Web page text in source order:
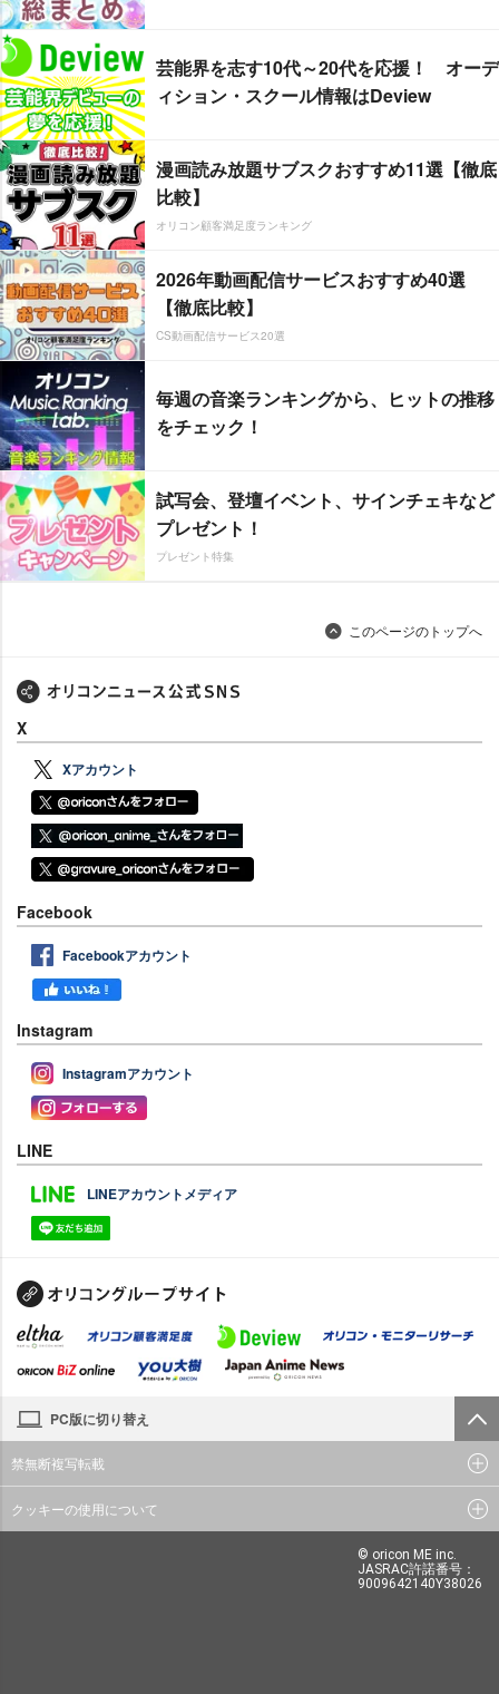
芸能界を志す10代～20代を応援！ オーデ
ィション・スクール情報はDeview
漫画読み放題サブスクおすすめ11選【徹底
比較】
オリコン顧客満足度ランキング
2026年動画配信サービスおすすめ40選
【徹底比較】
CS動画配信サービス20選
毎週の音楽ランキングから、ヒットの推移
をチェック！
試写会、登壇イベント、サインチェキなど
プレゼント！
プレゼント特集
このページのトップへ
X
Xアカウント
Facebook
Facebookアカウント
Instagram
Instagramアカウント
LINE
LINEアカウントメディア
PC版に切り替え
禁無断複写転載
クッキーの使用について
© oricon ME inc.
JASRAC許諾番号：
9009642140Y38026